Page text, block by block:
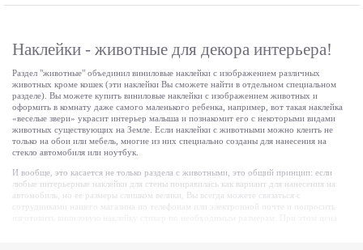
Наклейки - животные для декора интерьера!
Раздел "животные" объединил виниловые наклейки с изображением различных
животных кроме кошек (эти наклейки Вы сможете найти в отдельном специальном
разделе). Вы можете купить виниловые наклейки с изображением животных и
оформить в комнату даже самого маленького ребенка, например, вот такая наклейка
«веселые звери» украсит интерьер малыша и познакомит его с некоторыми видами
животных существующих на Земле. Если наклейки с животными можно клеить не
только на обои или мебель, многие из них специально созданы для нанесения на
стекло автомобиля или ноутбук.
И вообще, это касается не только раздела с животными, это общий принцип: если
любые интерьерные наклейки для стены понравилась как вариант для нанесения на
автомобиль, но ее размеры слишком велики, Вы всегда можете связаться с
сотрудниками нашего магазина по телефонам или электронной почте и попросить